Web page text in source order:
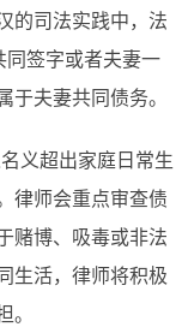
的司法实践中，法
同签字或者夫妻一
于夫妻共同债务。
义超出家庭日常生
律师会重点审查债
赌博、吸毒或非法
生活，律师将积极
。